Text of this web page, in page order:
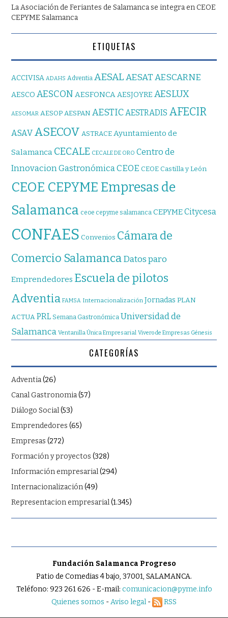
La Asociación de Feriantes de Salamanca se integra en CEOE
CEPYME Salamanca
ETIQUETAS
ACCIVISA ADAHS Adventia AESAL AESATAESCARNE
AESCO AESCON AESFONCA AESJOYRE AESLUX
AESOMAR AESOP AESPAN AESTICAESTRADIS AFECIR
ASAVASECOV ASTRACE Ayuntamiento de
Salamanca CECALE CECALE DE ORO Centro de
Innovacion GastronómicaCEOE CEOE Castilla y León
CEOE CEPYME Empresas de
Salamanca ceoe cepyme salamanca CEPYMECitycesa
CONFAES Convenios Cámara de
Comercio SalamancaDatos paro
Emprendedores Escuela de pilotos
Adventia FAMSA Internacionalización Jornadas PLAN
ACTUA PRL Semana Gastronómica Universidad de
Salamanca Ventanilla Única Empresarial Vivero de Empresas Génesis
CATEGORÍAS
Adventia(26)
Canal Gastronomia(57)
Diálogo Social(53)
Emprendedores (65)
Empresas (272)
Formación y proyectos (328)
Información empresarial(294)
Internacionalización(49)
Representacion empresarial(1.345)
Fundación Salamanca Progreso
Patio de Comedias 4 bajo, 37001, SALAMANCA.
Teléfono: 923 261 626 - E-mail: comunicacion@pyme.info
Quienes somos -Aviso legal - RSS